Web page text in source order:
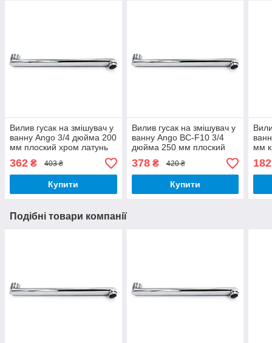
Вилив гусак на змішувач у
ванну Ango 3/4 дюйма 200
мм плоский хром латунь
362 ₴ 403 ₴
Купити
Вилив гусак на змішувач у
ванну Ango BC-F10 3/4
дюйма 250 мм плоский
хром латунь
378₴ 420 ₴
Купити
мм
182
Подібні товари компанії